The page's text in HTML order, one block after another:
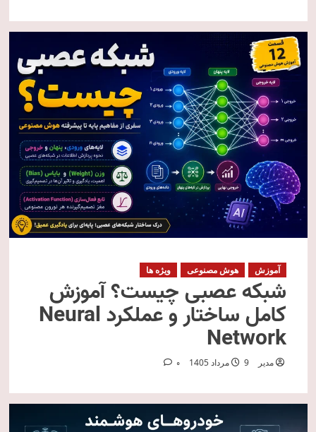
آموزش هوش مصنوعی ویژه ها
شبکه عصبی چیست؟ آموزش
کامل ساختار و عملکرد Neural
Network
مدیر 9 مرداد 1405 0